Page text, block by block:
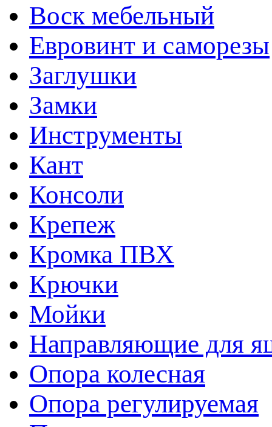
Воск мебельный
Евровинт и саморезы
Заглушки
Замки
Инструменты
Кант
Консоли
Крепеж
Кромка ПВХ
Крючки
Мойки
Направляющие для
Опора колесная
Опора регулируемая